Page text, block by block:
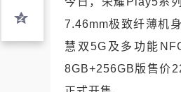
7.46mm极致纤薄机
慧双5G及多功能
8GB+256GB版售价